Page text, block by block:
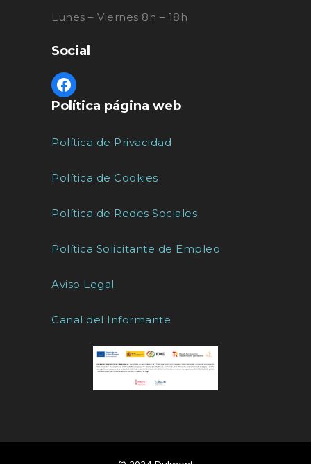
Lunes – Viernes 8h – 18h
Social
Política página web
Política de Privacidad
Política de Cookies
Política de Redes Sociales
Política Solicitante de Empleo
Aviso Legal
Canal del Informante